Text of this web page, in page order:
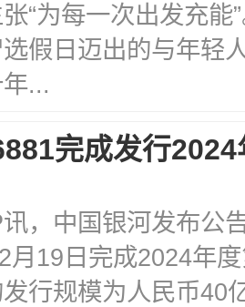
“为每一次出发充
假日迈出的与年轻
...
完成发行
，中国银河发布公
月19日完成2024年
行规模为人民币40